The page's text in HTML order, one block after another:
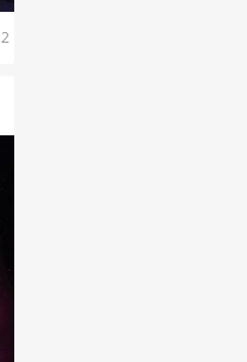
2